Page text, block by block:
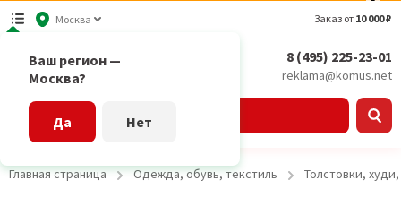
Москва
Ваш регион —
Москва?
Да Нет
Заказ от 10 000 ₽
8 (495) 225-23-01
reklama@komus.net
Главная страница Одежда, обувь, текстиль Толстовки,